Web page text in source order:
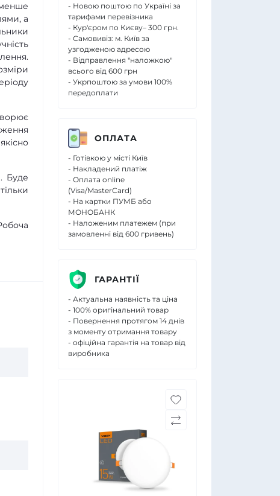
а
. Буде
- Новою поштою по Україні за
тарифами перевізника
- Кур'єром по Києву– 300 грн.
- Самовивіз: м. Київ за
узгодженою адресою
- Відправлення "наложкою"
всього від 600 грн
- Укрпоштою за умови 100%
передоплати
ОПЛАТА
- Готівкою у місті Київ
- Накладений платіж
- Оплата online
(Visa/MasterCard)
- На картки ПУМБ або
МОНОБАНК
- Наложеним платежем (при
замовленні від 600 гривень)
ГАРАНТІЇ
- Актуальна наявність та ціна
- 100% оригінальний товар
- Повернення протягом 14 днів
з моменту отримання товару
- офіційна гарантія на товар від
виробника